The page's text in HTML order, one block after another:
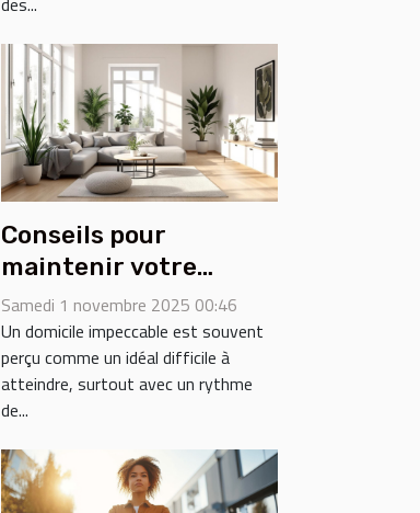
Conseils pour
maintenir votre
domicile impeccable
sans effort
Samedi 1 novembre 2025 00:46
Un domicile impeccable est souvent
perçu comme un idéal difficile à
atteindre, surtout avec un rythme
de...